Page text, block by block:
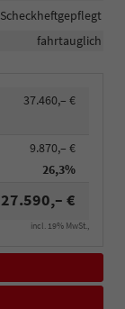
Scheckheftgepflegt
fahrtauglich
37.460,– €
9.870,– €
26,3%
27.590,– €
incl. 19% MwSt.,